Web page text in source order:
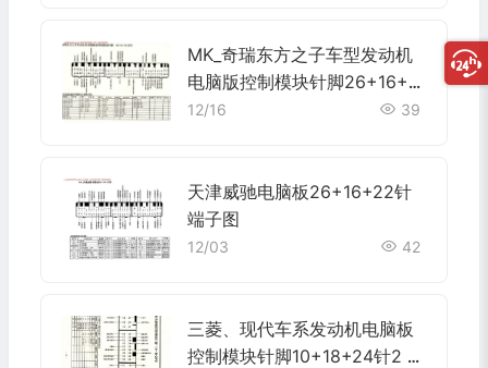
MK_奇瑞东方之子车型发动机
电脑版控制模块针脚26+16+1
2+22针 端子图
12/16 39
天津威驰电脑板26+16+22针
端子图
12/03 42
三菱、现代车系发动机电脑板
控制模块针脚10+18+24针2 端